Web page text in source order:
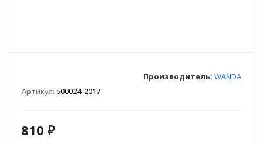
Артикул: 500024-2017
Производитель: WANDA
810 ₽